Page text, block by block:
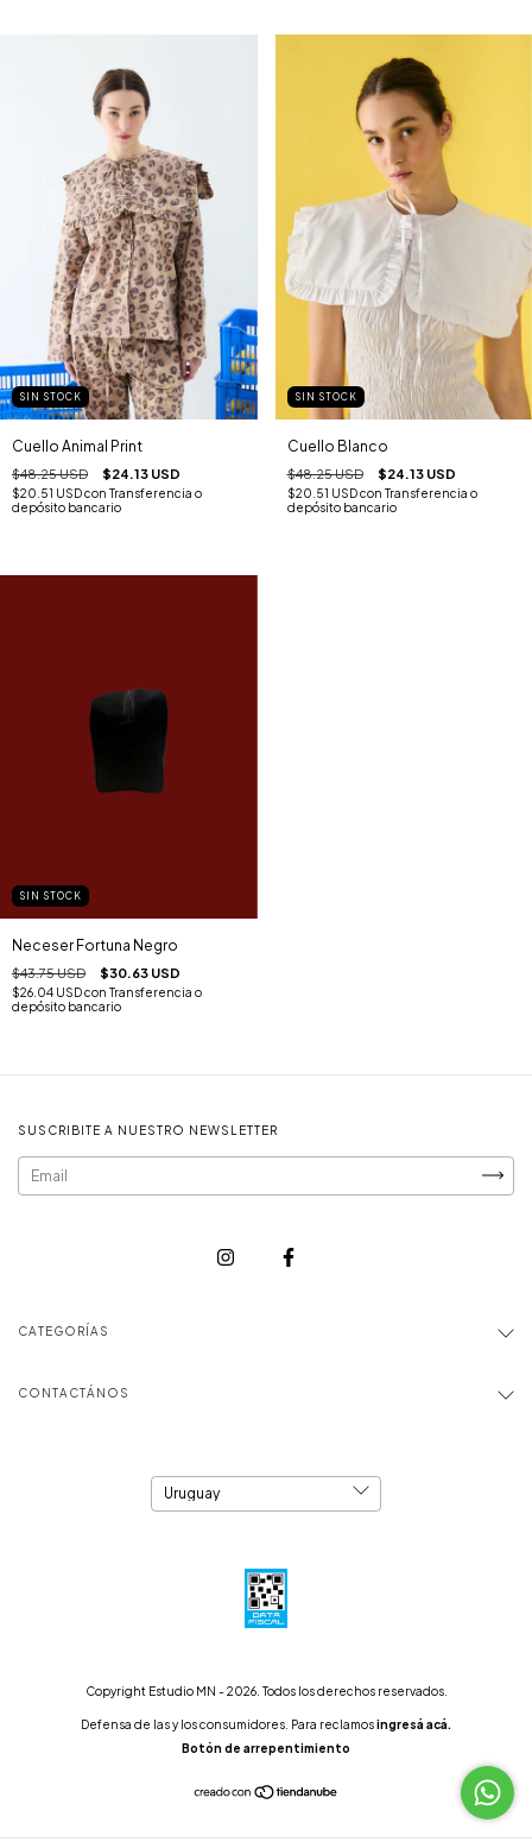
SIN STOCK
Cuello Animal Print
$48.25 USD $24.13 USD
$20.51 USDcon Transferencia o
depósito bancario
SIN STOCK
Cuello Blanco
$48.25 USD $24.13 USD
$20.51 USDcon Transferencia o
depósito bancario
SIN STOCK
Neceser Fortuna Negro
$43.75 USD $30.63 USD
$26.04 USDcon Transferencia o
depósito bancario
SUSCRIBITE A NUESTRO NEWSLETTER
CATEGORÍAS
CONTACTÁNOS
Copyright Estudio MN - 2026. Todos los derechos reservados.
Defensa de las y los consumidores. Para reclamosingresá acá.
Botón de arrepentimiento